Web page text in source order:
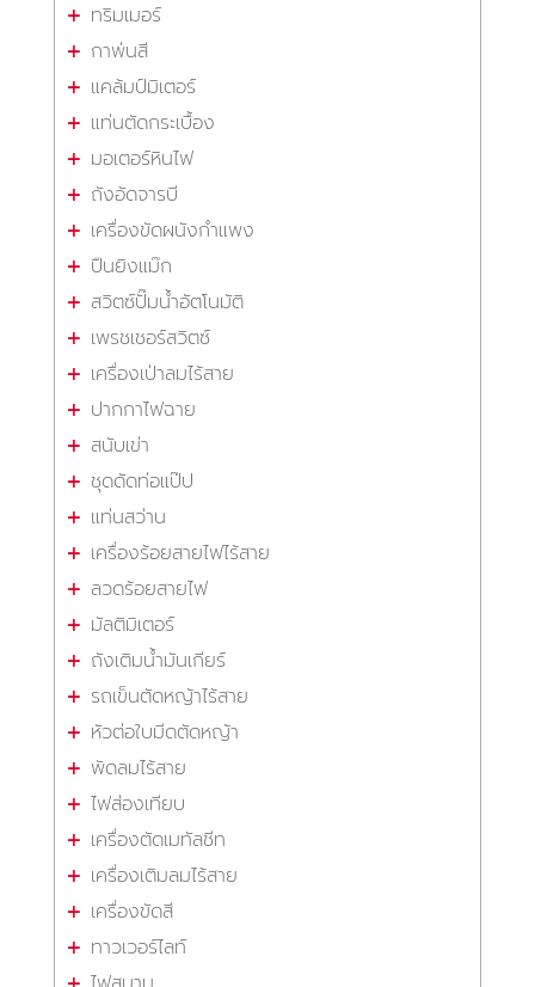
ทริมเมอร์
กาพ่นสี
แคล้มป์มิเตอร์
แท่นตัดกระเบื้อง
มอเตอร์หินไฟ
ถังอัดจารบี
เครื่องขัดผนังกำแพง
ปืนยิงแม๊ก
สวิตซ์ปั๊มน้ำอัตโนมัติ
เพรชเชอร์สวิตซ์
เครื่องเป่าลมไร้สาย
ปากกาไฟฉาย
สนับเข่า
ชุดดัดท่อแป๊ป
แท่นสว่าน
เครื่องร้อยสายไฟไร้สาย
ลวดร้อยสายไฟ
มัลติมิเตอร์
ถังเติมน้ำมันเกียร์
รถเข็นตัดหญ้าไร้สาย
หัวต่อใบมีดตัดหญ้า
พัดลมไร้สาย
ไฟส่องเทียบ
เครื่องตัดเมทัลชีท
เครื่องเติมลมไร้สาย
เครื่องขัดสี
ทาวเวอร์ไลท์